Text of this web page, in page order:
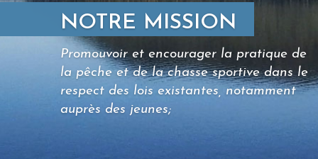
NOTRE MISSION
Promouvoir et encourager la pratique de
la pêche et de la chasse sportive dans le
respect des lois existantes, notamment
auprès des jeunes;